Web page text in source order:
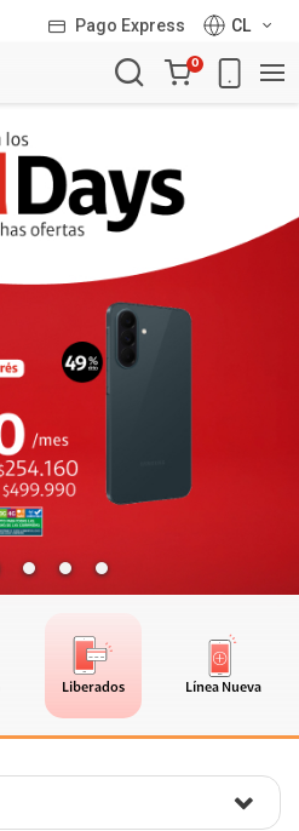
Pago Express
CL
Carro
de
0
Liberados Línea Nueva